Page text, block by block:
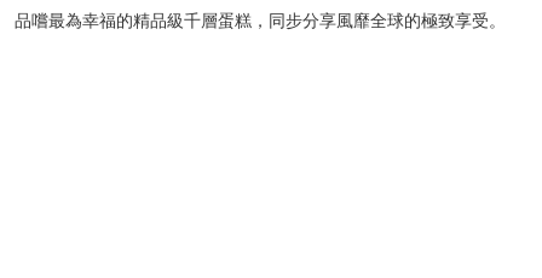
品嚐最為幸福的精品級千層蛋糕，同步分享風靡全球的極致享受。